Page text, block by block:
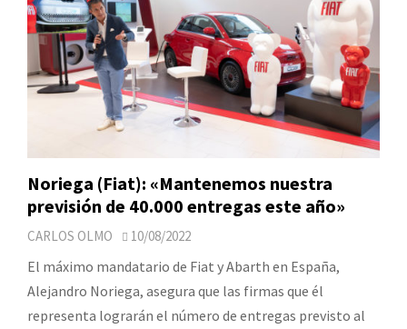
Noriega (Fiat): «Mantenemos nuestra
previsión de 40.000 entregas este año»
CARLOS OLMO 10/08/2022
El máximo mandatario de Fiat y Abarth en España,
Alejandro Noriega, asegura que las firmas que él
representa lograrán el número de entregas previsto al